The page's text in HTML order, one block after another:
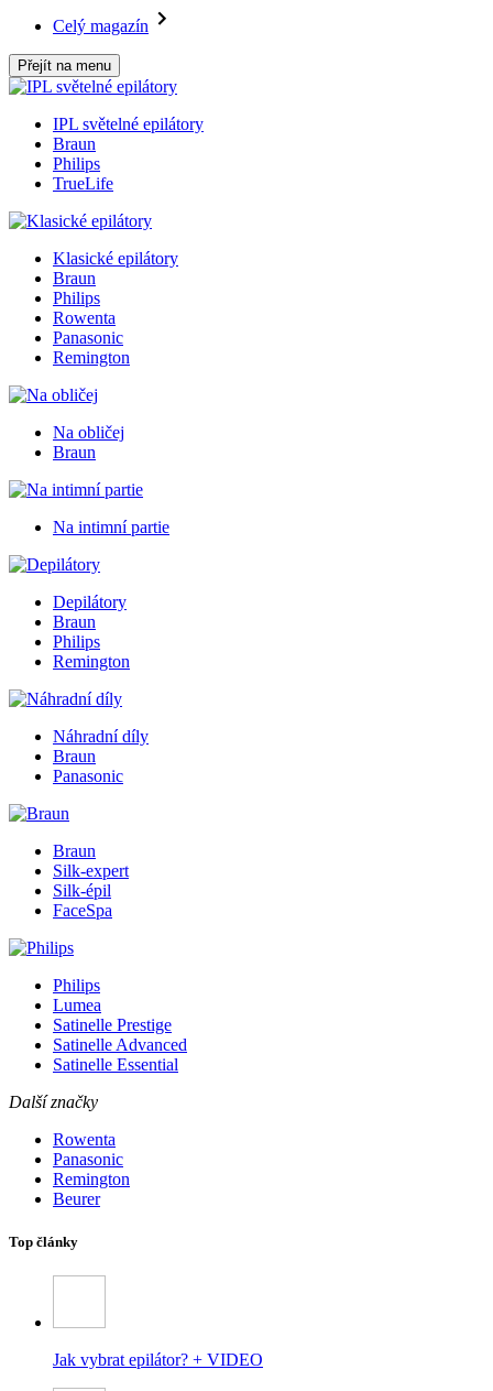
Celý magazín
Přejít na menu
IPL světelné epilátory
Braun
Philips
TrueLife
Klasické epilátory
Braun
Philips
Rowenta
Panasonic
Remington
Na obličej
Braun
Na intimní partie
Depilátory
Braun
Philips
Remington
Náhradní díly
Braun
Panasonic
Braun
Silk-expert
Silk-épil
FaceSpa
Philips
Lumea
Satinelle Prestige
Satinelle Advanced
Satinelle Essential
Další značky
Rowenta
Panasonic
Remington
Beurer
Top články
Jak vybrat epilátor? + VIDEO